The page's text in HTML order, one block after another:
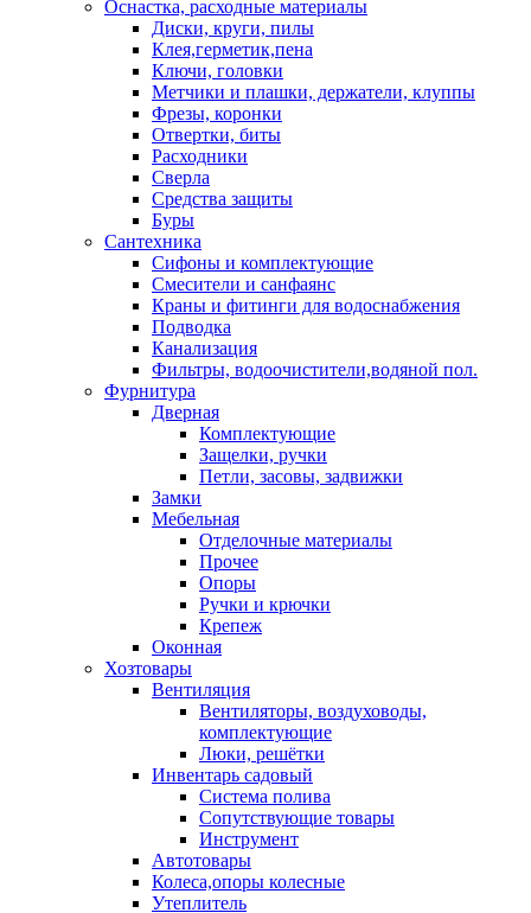
Оснастка, расходные материалы
Диски, круги, пилы
Клея,герметик,пена
Ключи, головки
Метчики и плашки, держатели, клуппы
Фрезы, коронки
Отвертки, биты
Расходники
Сверла
Средства защиты
Буры
Сантехника
Сифоны и комплектующие
Смесители и санфаянс
Краны и фитинги для водоснабжения
Подводка
Канализация
Фильтры, водоочистители,водяной пол.
Фурнитура
Дверная
Комплектующие
Защелки, ручки
Петли, засовы, задвижки
Замки
Мебельная
Отделочные материалы
Прочее
Опоры
Ручки и крючки
Крепеж
Оконная
Хозтовары
Вентиляция
Вентиляторы, воздуховоды,
комплектующие
Люки, решётки
Инвентарь садовый
Система полива
Сопутствующие товары
Инструмент
Автотовары
Колеса,опоры колесные
Утеплитель